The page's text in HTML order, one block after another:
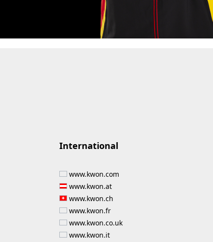
International
www.kwon.com
www.kwon.at
www.kwon.ch
www.kwon.fr
www.kwon.co.uk
www.kwon.it